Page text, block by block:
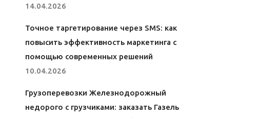
14.04.2026
Точное таргетирование через SMS: как
повысить эффективность маркетинга с
помощью современных решений
10.04.2026
Грузоперевозки Железнодорожный
недорого с грузчиками: заказать Газель